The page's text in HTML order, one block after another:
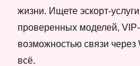
жизни. Ищете эскорт-
проверенных моделей,
возможностью связи через
всё.